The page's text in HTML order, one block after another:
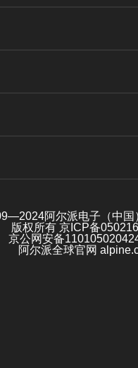
阿尔派电子（中国
版权所有 京ICP备
京公网安备
阿尔派全球官网